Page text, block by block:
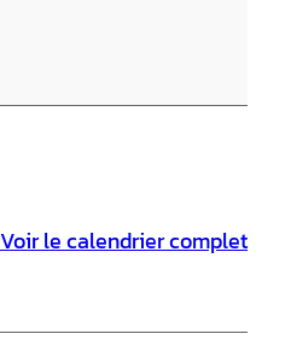
Voir le calendrier complet